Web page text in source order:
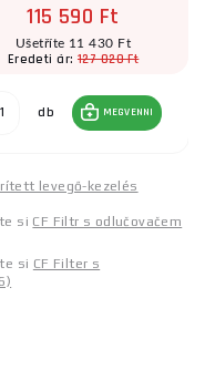
115 590 Ft
Ušetříte 11 430 Ft
Eredeti ár: 127 020 Ft
db MEGVENNI
levegő-kezelés
si CF Filtr s odlučovačem
si CF Filter s